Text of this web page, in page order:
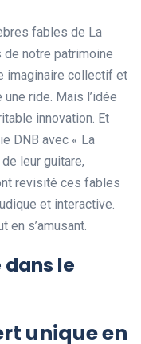
fables de La
de notre patrimoine
imaginaire collectif et
ride. Mais l’idée
innovation. Et
DNB avec « La
leur guitare,
revisité ces fables
et interactive.
en s’amusant.
le
unique en